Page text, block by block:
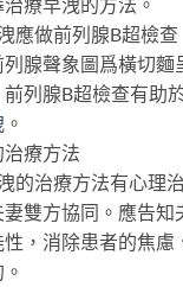
做前列腺B超檢查
聲象圖爲橫切麵
列腺B超檢查有助
。
療方法
治療方法有心理
方協同。應告知
，消除患者的焦